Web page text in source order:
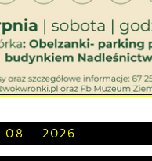
08 - 2026